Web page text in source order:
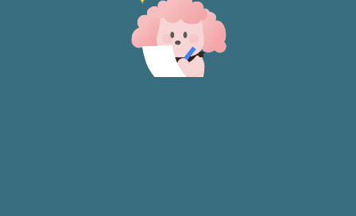
라운딩 중엔 소음, 낙구 주의!
방수포나 가벼운 레인코트